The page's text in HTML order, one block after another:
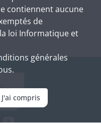
contiennent aucune
de
loi Informatique et
générales
J'ai compris